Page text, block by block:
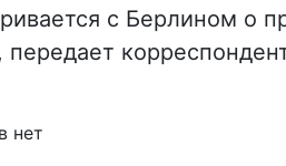
с Берлином о
нет